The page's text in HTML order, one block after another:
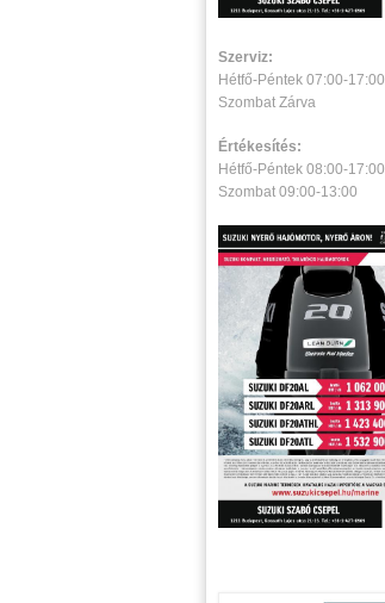
Szerviz:
Hétfő-Péntek 07:00-17:00
Szombat Zárva
Értékesítés:
Hétfő-Péntek 08:00-17:00
Szombat 09:00-13:00